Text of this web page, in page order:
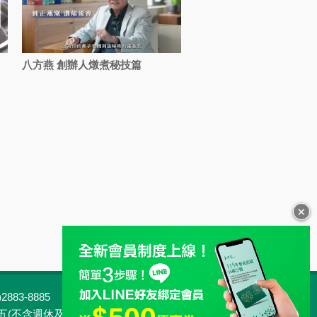
八方燕 創辦人燉煮秘技篇
行家 Taiwan 客服中心
8885
客服專線：0800-813-813
(不含週休及國定例假日) 09:00~18:00
×